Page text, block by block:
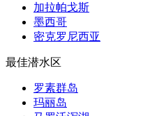
加拉帕戈斯
墨西哥
密克罗尼西亚
最佳潜水区
罗素群岛
玛丽岛